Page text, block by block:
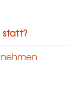
statt?